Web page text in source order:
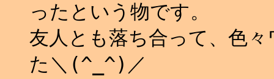
ったという物です。
友人とも落ち合って、色
た＼(^_^)／